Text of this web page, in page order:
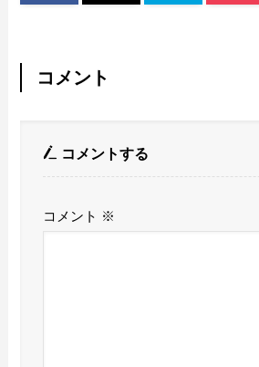
コメント
コメントする
コメント ※